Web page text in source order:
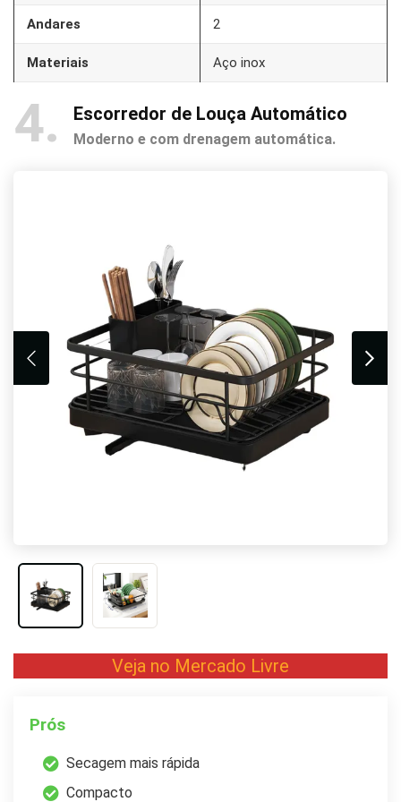
Andares 2
Materiais Aço inox
4 Escorredor de Louça Automático
Moderno e com drenagem automática.
Veja no Mercado Livre
Prós
Secagem mais rápida
Compacto